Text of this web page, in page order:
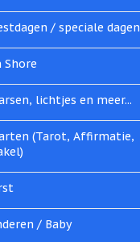
/ speciale dagen
Shore
lichtjes en meer...
(Tarot, Affirmatie,
/ Baby